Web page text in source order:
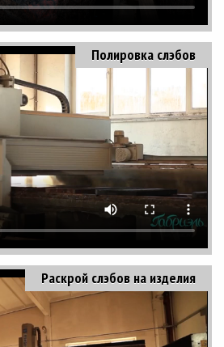
Полировка слэбов
Раскрой слэбов на изделия